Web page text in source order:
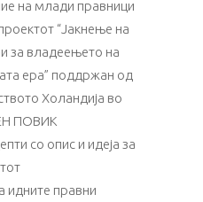
на млади правници
“Јакнење на
за владеењето на
ера” поддржан од
Холандија во
ПОВИК
со опис и идеја за стручни
идните правни